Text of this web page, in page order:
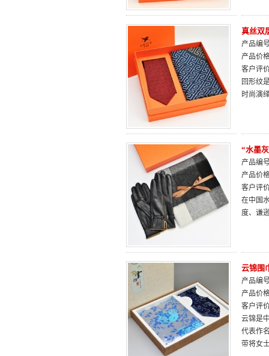
真丝双
产品编
产品价
客户评
回形纹
时尚演
“水墨
产品编
产品价
客户评
在中国
度、谦
云锦围
产品编
产品价
客户评
云锦是
代表作
带将女